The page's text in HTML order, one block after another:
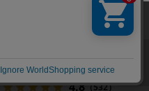
2,750円（税込）
4.8（532）
履歴・属性情報などの取得およ
）を使用いたします。詳細に